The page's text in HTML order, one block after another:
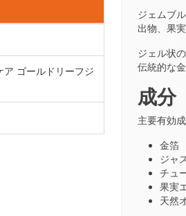
ア ゴールドリーフジ
ジェムブ
出物、果
ジェル状
伝統的な
成分
主要有効成
金箔
ジャ
チュ
果実
天然